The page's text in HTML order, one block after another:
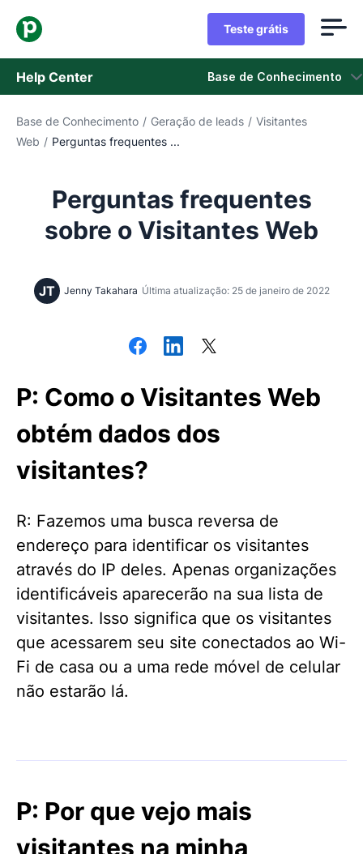
Teste grátis
Help Center Base de Conhecimento
Base de Conhecimento
Fale com o Suporte
Base de Conhecimento / Geração de leads / Visitantes
Web / Perguntas frequentes ...
Perguntas frequentes
sobre o Visitantes Web
JT Jenny Takahara Última atualização: 25 de janeiro de 2022
P: Como o Visitantes Web
obtém dados dos
visitantes?
R: Fazemos uma busca reversa de
endereço para identificar os visitantes
através do IP deles. Apenas organizações
identificáveis aparecerão na sua lista de
visitantes. Isso significa que os visitantes
que acessarem seu site conectados ao Wi-
Fi de casa ou a uma rede móvel de celular
não estarão lá.
P: Por que vejo mais
visitantes na minha